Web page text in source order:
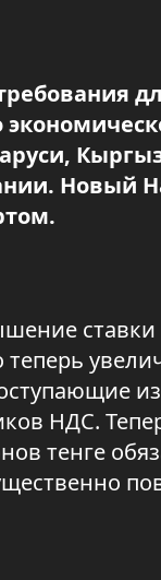
Новый
ставки
НДС.
тенге